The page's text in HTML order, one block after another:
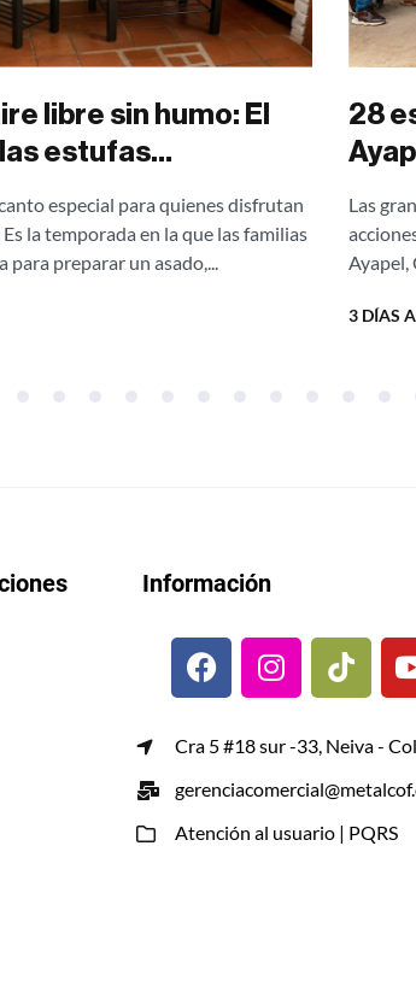
libre sin humo: El
estufas
especial para quienes disfrutan
la temporada en la que las familias
para preparar un asado,...
28
Las
Ayapel,
gracias...
3 DÍAS
Información
Cra 5 #18 sur -33, Neiva -
Atención al usuario | PQRS